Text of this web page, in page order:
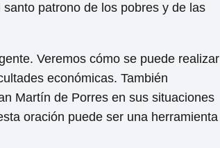
patrono de los pobres y de las
Veremos cómo se puede realizar
económicas. También
Martín de Porres en sus situaciones
oración puede ser una herramienta